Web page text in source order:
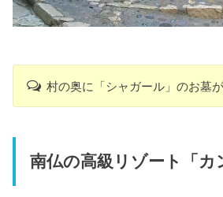
村の奥に「シャガール」のお墓が
南仏の高級リゾート「カ